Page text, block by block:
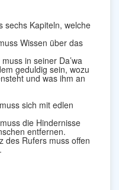
sechs Kapiteln, welche
Wissen über das
in seiner Da’wa
geduldig sein, wozu
und was ihm an
sich mit edlen
die Hindernisse
entfernen.
des Rufers muss offen